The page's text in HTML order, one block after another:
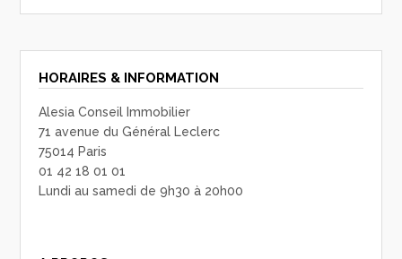
HORAIRES & INFORMATION
Alesia Conseil Immobilier
71 avenue du Général Leclerc
75014 Paris
01 42 18 01 01
Lundi au samedi de 9h30 à 20h00